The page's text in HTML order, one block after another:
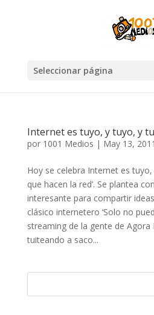
Seleccionar página
Internet es tuyo, y tuyo, y
por 1001 Medios | May 13, 2011
Hoy se celebra Internet es tuyo,
que hacen la red’. Se plantea
interesante para compartir
clásico internetero ‘Solo no
streaming de la gente de Agora
tuiteando a saco...